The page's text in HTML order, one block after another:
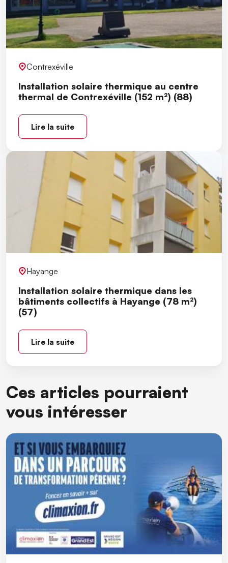
Contrexéville
Installation solaire thermique au centre
thermal de Contrexéville (152 m²) (88)
Lire la suite
Hayange
Installation solaire thermique dans les
bâtiments collectifs à Hayange (78 m²)
(57)
Lire la suite
Ces articles pourraient
vous intéresser